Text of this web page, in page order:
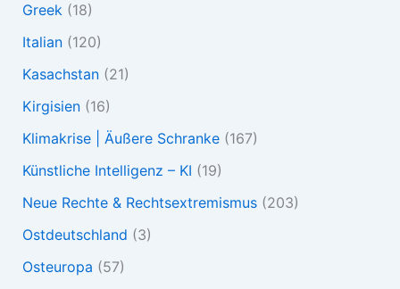
Greek(18)
Italian(120)
Kasachstan(21)
Kirgisien(16)
Klimakrise | Äußere Schranke(167)
Künstliche Intelligenz – KI (19)
Neue Rechte & Rechtsextremismus(203)
Ostdeutschland (3)
Osteuropa (57)